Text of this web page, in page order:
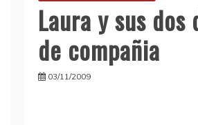
Laura y sus dos
de compañia
03/11/2009